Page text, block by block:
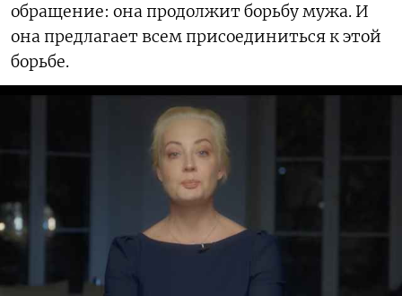
обращение: она продолжит борьбу мужа. И
она предлагает всем присоединиться к этой
борьбе.